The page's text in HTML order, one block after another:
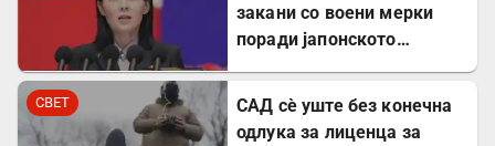
закани со воени мерки
поради јапонското
СВЕТ
САД сè уште без конечна
одлука за лиценца за